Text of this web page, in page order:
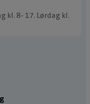
kl. 8- 17. Lørdag kl.